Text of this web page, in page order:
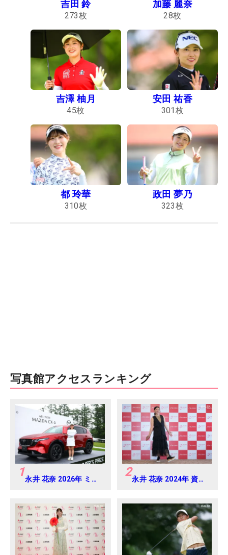
吉田 鈴
273枚
加藤 麗奈
28枚
吉澤 柚月
45枚
安田 祐香
301 枚
都 玲華
310枚
政田 夢乃
323枚
写真館アクセスランキング
1永井 花奈 2026年 ミネ
Round4
2永井 花奈 2024年 資生